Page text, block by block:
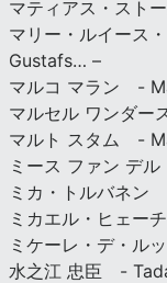
マティアス・スト
マリー・ルイース
Gustafs… –
マルコ マラン -
マルセル ワンダ
マルト スタム -
ミース ファン デ
ミカ・トルバネ
ミカエル・ヒェ
ミケーレ・デ・
水之江 忠臣 -